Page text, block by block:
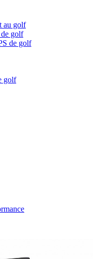
au golf
de golf
de golf
golf